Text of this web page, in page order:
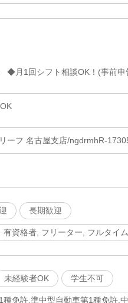
◆月1回シフト相談OK！(事前申
ーフ 名古屋支店/ngdrmhR-
長期歓迎
有資格者, フリーター, フルタイ
未経験者OK 学生不可
種免許,準中型自動車第1種免許,